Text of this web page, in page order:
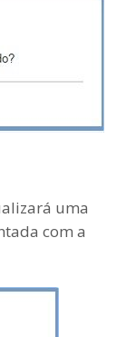
uma
com a